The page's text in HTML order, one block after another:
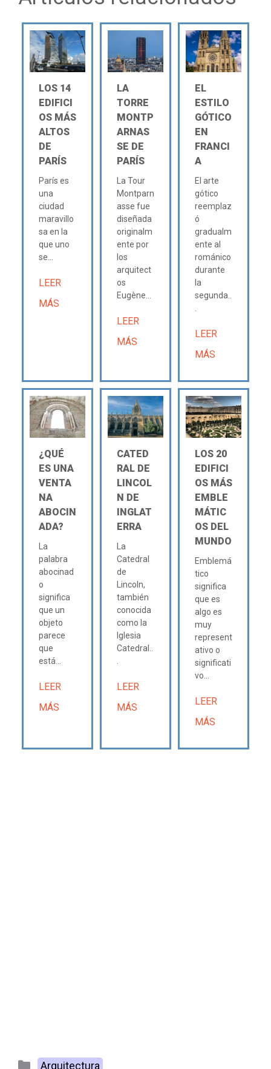
LOS 14
EDIFICI
OS MÁS
ALTOS
DE
PARÍS
París es
una
ciudad
maravillo
sa en la
que uno
se...
LEER
MÁS
LA
TORRE
MONTP
ARNAS
SE DE
PARÍS
La Tour
Montparn
asse fue
diseñada
originalm
ente por
los
arquitect
os
Eugène...
LEER
MÁS
EL
ESTILO
GÓTICO
EN
FRANCI
A
El arte
gótico
reemplaz
ó
gradualm
ente al
románico
durante
la
segunda..
LEER
MÁS
¿QUÉ
ES UNA
VENTA
NA
ABOCIN
ADA?
La
palabra
abocinad
o
significa
que un
objeto
parece
que
está...
LEER
MÁS
CATED
RAL DE
LINCOL
N DE
INGLAT
ERRA
La
Catedral
de
Lincoln,
también
conocida
como la
Iglesia
Catedral..
LEER
MÁS
LOS 20
EDIFICI
OS MÁS
EMBLE
MÁTIC
OS DEL
MUNDO
Emblemá
tico
significa
que es
algo es
muy
represent
ativo o
significati
vo...
LEER
MÁS
Categorías
Arquitectura